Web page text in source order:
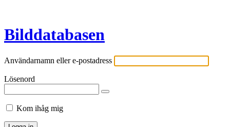
Bilddatabasen
Användarnamn eller e-postadress
Lösenord
Kom ihåg mig